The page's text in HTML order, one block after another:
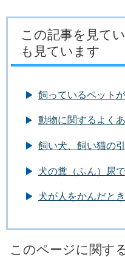
この記事を見て
も見ています
飼っているペット
動物に関するよく
飼い犬、飼い猫の
犬の糞（ふん）尿
犬が人をかんだと
このページに関す